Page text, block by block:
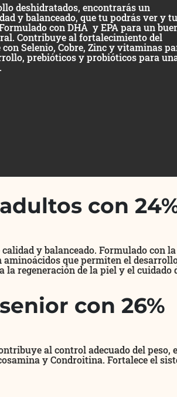
deshidratados, encontrarás un
y balanceado, que tu podrás ver y tu
con DHA y EPA para un
Contribuye al fortalecimiento del
Selenio, Cobre, Zinc y vitaminas
prebióticos y probióticos para
con
y balanceado. Formulado con la
que permiten el
regeneración de la piel y el cuidado
con 26%
al control adecuado del peso,
y Condroitina. Fortalece el